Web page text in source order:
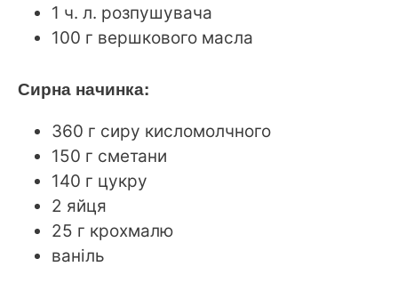
1 ч. л. розпушувача
100 г вершкового масла
Сирна начинка:
360 г сиру кисломолчного
150 г сметани
140 г цукру
2 яйця
25 г крохмалю
ваніль